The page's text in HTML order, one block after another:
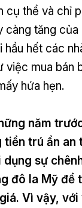
cụ thể và chỉ
càng tăng
hầu hết các
việc mua bán
hứa hẹn.
năm
trú ẩn an
dụng sự
đô la Mỹ để
Vì vậy, với